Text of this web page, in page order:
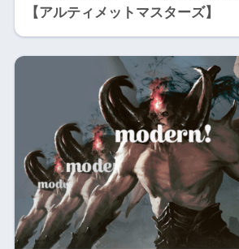
【アルティメットマスターズ】